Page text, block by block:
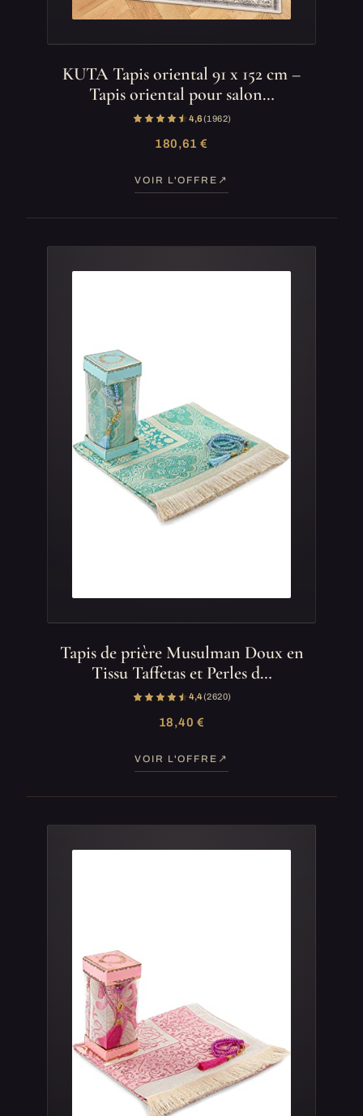
KUTA Tapis oriental 91 x 152 cm –
Tapis oriental pour salon…
4,6(1 962)
180,61 €
VOIR L'OFFRE
Tapis de prière Musulman Doux en
Tissu Taffetas et Perles d…
4,4(2 620)
18,40 €
VOIR L'OFFRE